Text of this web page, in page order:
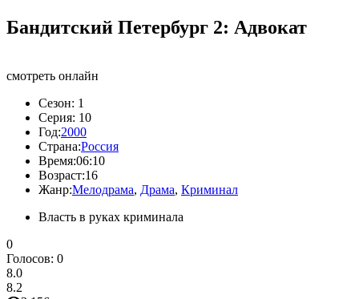
Бандитский Петербург 2: Адвокат
смотреть онлайн
Сезон: 1
Серия: 10
Год:2000
Страна:Россия
Время:06:10
Возраст:16
Жанр:Мелодрама, Драма, Криминал
Власть в руках криминала
0
Голосов: 0
8.0
8.2